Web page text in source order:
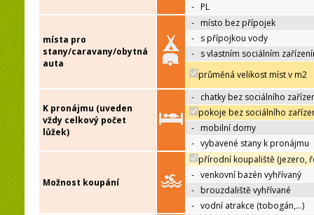
- PL
místa pro
stany/caravany/obytná
auta
- místo bez přípojek
- s přípojkou vody
- s vlastním sociálním
průměná velikost míst v m2
K pronájmu (uveden
vždy celkový počet
lůžek)
- chatky bez sociálního
pokoje bez sociálního
- mobilní domy
- vybavené stany k pronájmu
Možnost koupání
přírodní koupaliště (jezero,
- venkovní bazén vyhřívaný
- brouzdaliště vyhřívané
- vodní atrakce (tobogán,…)